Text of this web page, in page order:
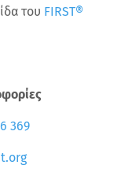
του FIRST®
369